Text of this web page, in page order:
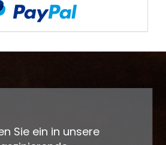
Sie ein in unsere